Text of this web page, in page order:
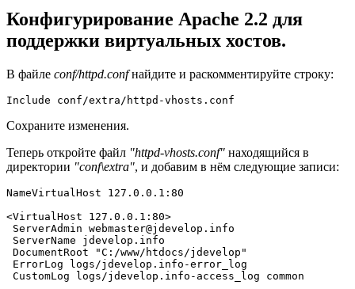
Конфигурирование Apache 2.2 для
поддержки виртуальных хостов.
В файле conf/httpd.confнайдите и раскомментируйте строку:
Include conf/extra/httpd-vhosts.conf
Сохраните изменения.
Теперь откройте файл "httpd-vhosts.conf" находящийся в
директории "conf\extra", и добавим в нём следующие записи:
NameVirtualHost 127.0.0.1:80
<VirtualHost 127.0.0.1:80>
ServerAdmin webmaster@jdevelop.info
ServerName jdevelop.info
DocumentRoot "C:/www/htdocs/jdevelop"
ErrorLog logs/jdevelop.info-error_log
CustomLog logs/jdevelop.info-access_log common